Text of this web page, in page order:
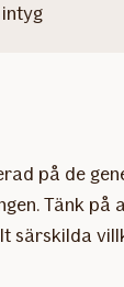
på de
Tänk på
särskilda